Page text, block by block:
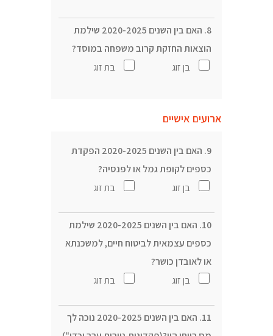
8. האם בין השנים 2020-2025 שילמת
הוצאות החזקת קרוב משפחה במוסד?
בן זוג
בת זוג
ארועים אישיים
9. האם בין השנים 2020-2025 הפקדת
כספים לקופת גמל או לפנסיה?
בן זוג
בת זוג
10. האם בין השנים 2020-2025 שילמת
כספים עצמאית לביטוח חיים, למשכנתא
או לאובדן כושר?
בן זוג
בת זוג
11. האם בין השנים 2020-2025 נוכה לך